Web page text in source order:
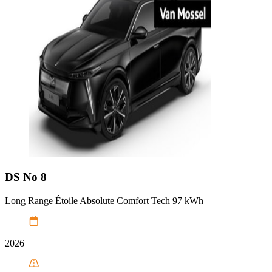
DS No 8
Long Range Étoile Absolute Comfort Tech 97 kWh
2026